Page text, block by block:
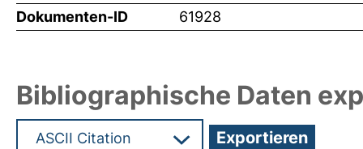
Dokumenten-ID 61928
Bibliographische Daten